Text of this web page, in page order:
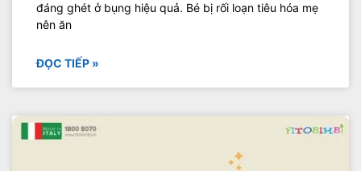
đáng ghét ở bụng hiệu quả. Bé bị rối loạn tiêu hóa mẹ
nên ăn
ĐỌC TIẾP »